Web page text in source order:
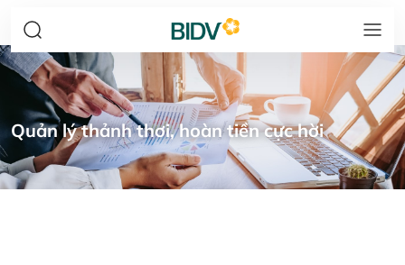
Quản lý thảnh thơi, hoàn tiền cực hời